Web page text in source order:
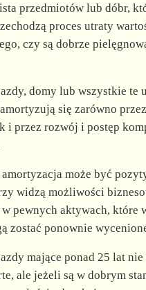
przedmiotów lub dóbr,
proces utraty
czy są dobrze
domy lub wszystkie te
się zarówno przez
i przez rozwój i postęp
może być
widzą możliwości
w pewnych aktywach, które
zostać ponownie
mające ponad 25 lat nie
ale jeżeli są w dobrym